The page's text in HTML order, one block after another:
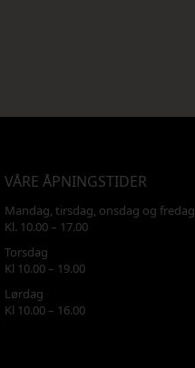
VÅRE ÅPNINGSTIDER
Mandag, tirsdag, onsdag og fredag
Kl. 10.00 – 17.00
Torsdag
Kl 10.00 – 19.00
Lørdag
Kl 10.00 – 16.00